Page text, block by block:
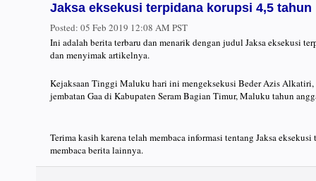
Jaksa eksekusi terpidana korupsi 4,5 tahun
Posted: 05 Feb 2019 12:08 AM PST
Ini adalah berita terbaru dan menarik dengan judul Jaksa eksekusi
dan menyimak artikelnya.
Kejaksaan Tinggi Maluku hari ini mengeksekusi Beder Azis
jembatan Gaa di Kabupaten Seram Bagian Timur, Maluku tahun
Terima kasih karena telah membaca informasi tentang Jaksa
membaca berita lainnya.